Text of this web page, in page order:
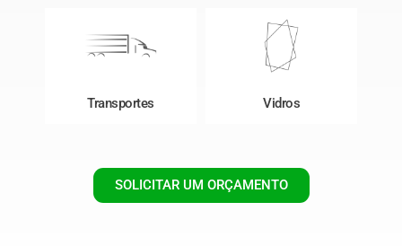
Transportes Vidros
SOLICITAR UM ORÇAMENTO